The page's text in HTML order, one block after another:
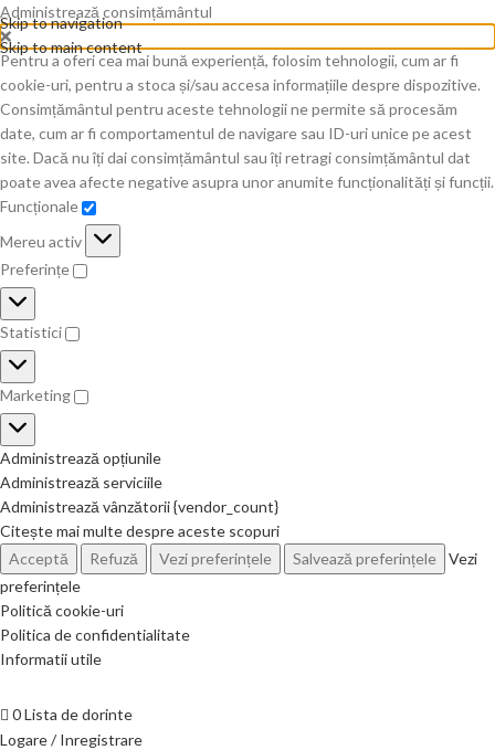
Administrează consimțământul
Pentru a oferi cea mai bună experiență, folosim tehnologii, cum ar fi
cookie-uri, pentru a stoca și/sau accesa informațiile despre dispozitive.
Consimțământul pentru aceste tehnologii ne permite să procesăm
date, cum ar fi comportamentul de navigare sau ID-uri unice pe acest
site. Dacă nu îți dai consimțământul sau îți retragi consimțământul dat
poate avea afecte negative asupra unor anumite funcționalități și funcții.
Funcționale
Mereu activ
Preferințe
Statistici
Marketing
Administrează opțiunile
Administrează serviciile
Administrează vânzătorii {vendor_count}
Citește mai multe despre aceste scopuri
Acceptă
Refuză Vezi preferințele Salvează preferințele
Vezi
preferințele
Politică cookie-uri
Politica de confidentialitate
Informatii utile
Skip to navigation
Skip to main content
0Lista de dorinte
Logare / Inregistrare